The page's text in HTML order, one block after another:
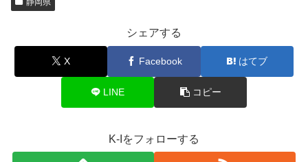
シェアする
X Facebook はてブ
LINE コピー
K-Iをフォローする